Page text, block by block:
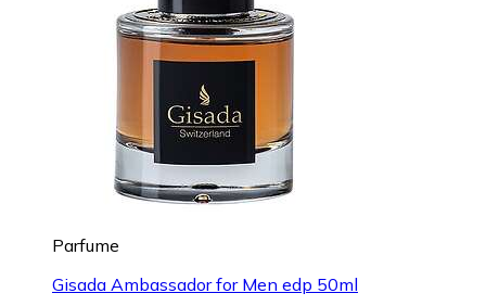
Parfume
Gisada Ambassador for Men edp 50ml